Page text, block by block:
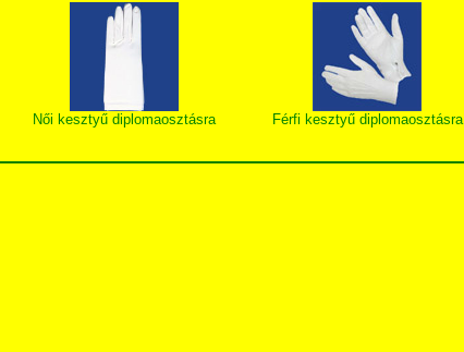
Női kesztyű diplomaosztásra Férfi kesztyű diplomaosztásra